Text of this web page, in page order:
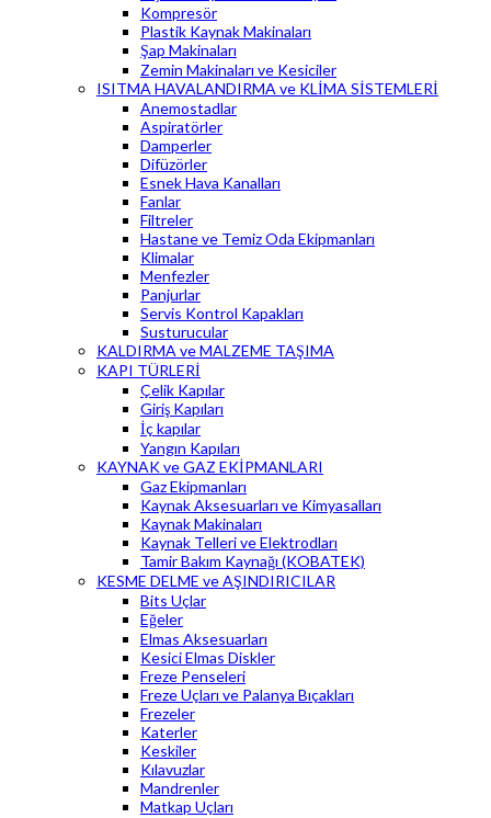
Kompresör
Plastik Kaynak Makinaları
Şap Makinaları
Zemin Makinaları ve Kesiciler
ISITMA HAVALANDIRMA ve KLİMA SİSTEMLERİ
Anemostadlar
Aspiratörler
Damperler
Difüzörler
Esnek Hava Kanalları
Fanlar
Filtreler
Hastane ve Temiz Oda Ekipmanları
Klimalar
Menfezler
Panjurlar
Servis Kontrol Kapakları
Susturucular
KALDIRMA ve MALZEME TAŞIMA
KAPI TÜRLERİ
Çelik Kapılar
Giriş Kapıları
İç kapılar
Yangın Kapıları
KAYNAK ve GAZ EKİPMANLARI
Gaz Ekipmanları
Kaynak Aksesuarları ve Kimyasalları
Kaynak Makinaları
Kaynak Telleri ve Elektrodları
Tamir Bakım Kaynağı (KOBATEK)
KESME DELME ve AŞINDIRICILAR
Bits Uçlar
Eğeler
Elmas Aksesuarları
Kesici Elmas Diskler
Freze Penseleri
Freze Uçları ve Palanya Bıçakları
Frezeler
Katerler
Keskiler
Kılavuzlar
Mandrenler
Matkap Uçları